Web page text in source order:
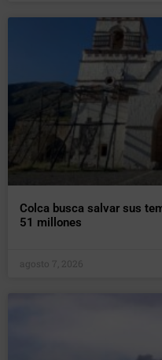
Colca busca salvar sus
51 millones
agosto 7, 2026